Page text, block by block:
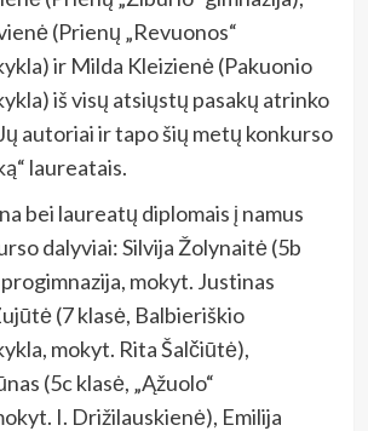
(Prienų „Revuonos“
ir Milda Kleizienė (Pakuonio
iš visų atsiųstų pasakų atrinko
autoriai ir tapo šių metų konkurso
laureatais.
bei laureatų diplomais į namus
dalyviai: Silvija Žolynaitė (5b
progimnazija, mokyt. Justinas
(7 klasė, Balbieriškio
mokyt. Rita Šalčiūtė),
(5c klasė, „Ąžuolo“
I. Drižilauskienė), Emilija